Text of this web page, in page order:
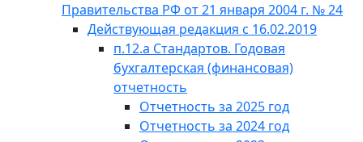
Правительства РФ от 21 января 2004 г. № 24
Действующая редакция с 16.02.2019
п.12.а Стандартов. Годовая
бухгалтерская (финансовая)
отчетность
Отчетность за 2025 год
Отчетность за 2024 год